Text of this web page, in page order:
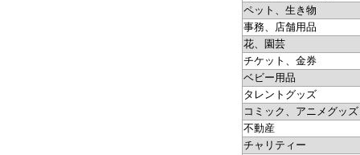
ペット、生き物
事務、店舗用品
花、園芸
チケット、金券
ベビー用品
タレントグッズ
コミック、アニメグッズ
不動産
チャリティー